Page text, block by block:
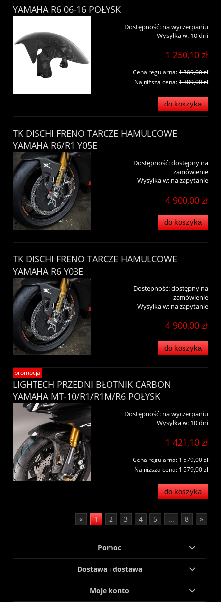
YAMAHA R6 06-16 POŁYSK
Dostępność: na wyczerpaniu
Wysyłka w: 10 dni
1 250,10 zł
Cena regularna:1 389,00 zł
Najniższa cena:1 389,00 zł
do koszyka
TK DISCHI FRENO TARCZE HAMULCOWE
YAMAHA R6/R1 Y05E
Dostępność:dostępny na
zamówienie
Wysyłka w: na zapytanie
4 900,00 zł
do koszyka
TK DISCHI FRENO TARCZE HAMULCOWE
YAMAHA R6 Y03E
Dostępność:dostępny na
zamówienie
Wysyłka w: na zapytanie
4 900,00 zł
do koszyka
LIGHTECH PRZEDNI BŁOTNIK CARBON
YAMAHA MT-10/R1/R1M/R6 POŁYSK
Dostępność: na wyczerpaniu
Wysyłka w: 10 dni
1 421,10 zł
Cena regularna:1 579,00 zł
Najniższa cena:1 579,00 zł
do koszyka
promocja
« 1 2 3 4 5 ... 8 »
Pomoc
Dostawa i dostawa
Moje konto